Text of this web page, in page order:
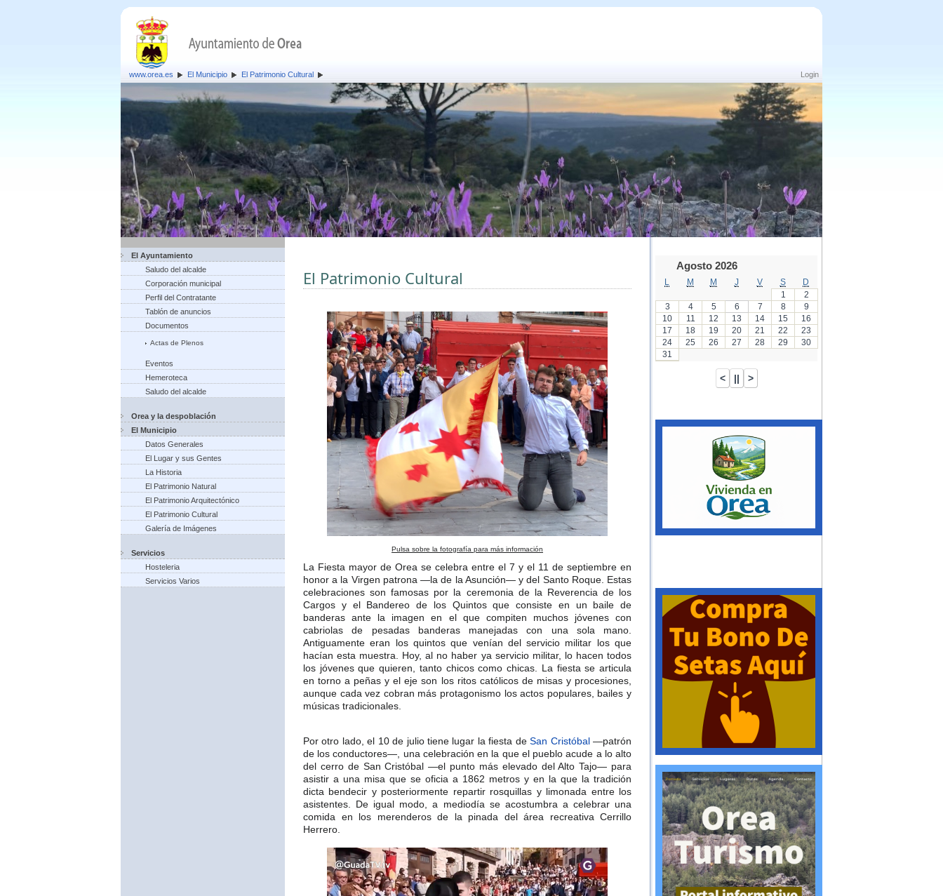
Login
www.orea.es El Municipio El Patrimonio Cultural
El Ayuntamiento
Saludo del alcalde
Corporación municipal
Perfil del Contratante
Tablón de anuncios
Documentos
Actas de Plenos
Eventos
Hemeroteca
Saludo del alcalde
Orea y la despoblación
El Municipio
Datos Generales
El Lugar y sus Gentes
La Historia
El Patrimonio Natural
El Patrimonio Arquitectónico
El Patrimonio Cultural
Galería de Imágenes
Servicios
Hosteleria
Servicios Varios
El Patrimonio Cultural
Pulsa sobre la fotografía para más información
La Fiesta mayor de Orea se celebra entre el 7 y el 11 de septiembre en
honor a la Virgen patrona —la de la Asunción— y del Santo Roque. Estas
celebraciones son famosas por la ceremonia de la Reverencia de los
Cargos y el Bandereo de los Quintos que consiste en un baile de
banderas ante la imagen en el que compiten muchos jóvenes con
cabriolas de pesadas banderas manejadas con una sola mano.
Antiguamente eran los quintos que venían del servicio militar los que
hacían esta muestra. Hoy, al no haber ya servicio militar, lo hacen todos
los jóvenes que quieren, tanto chicos como chicas. La fiesta se articula
en torno a peñas y el eje son los ritos católicos de misas y procesiones,
aunque cada vez cobran más protagonismo los actos populares, bailes y
músicas tradicionales.​
Por otro lado, el 10 de julio tiene lugar la fiesta deSan Cristóbal—patrón
de los conductores—, una celebración en la que el pueblo acude a lo alto
del cerro de San Cristóbal —el punto más elevado del Alto Tajo— para
asistir a una misa que se oficia a 1862 metros y en la que la tradición
dicta bendecir y posteriormente repartir rosquillas y limonada entre los
asistentes. De igual modo, a mediodía se acostumbra a celebrar una
comida en los merenderos de la pinada del área recreativa Cerrillo
Herrero.​
Agosto 2026
M M J V S
D
1
2
3
4 5 6 7 8
9
10
11 12 13 14 15
16
17
18 19 20 21 22
23
24
25 26 27 28 29
30
31